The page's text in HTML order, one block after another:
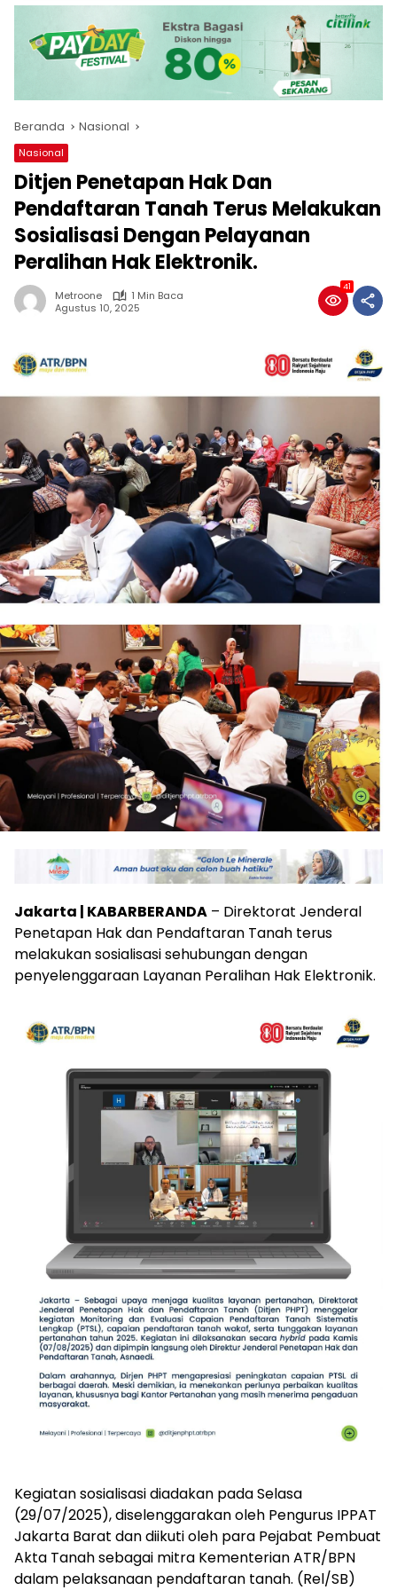
Beranda Nasional
Nasional
Ditjen Penetapan Hak Dan
Pendaftaran Tanah Terus Melakukan
Sosialisasi Dengan Pelayanan
Peralihan Hak Elektronik.
Metroone
1 Min Baca
Agustus 10, 2025
41
Jakarta | KABARBERANDA – Direktorat Jenderal
Penetapan Hak dan Pendaftaran Tanah terus
melakukan sosialisasi sehubungan dengan
penyelenggaraan Layanan Peralihan Hak Elektronik.
Kegiatan sosialisasi diadakan pada Selasa
(29/07/2025), diselenggarakan oleh Pengurus IPPAT
Jakarta Barat dan diikuti oleh para Pejabat Pembuat
Akta Tanah sebagai mitra Kementerian ATR/BPN
dalam pelaksanaan pendaftaran tanah. (Rel/SB)